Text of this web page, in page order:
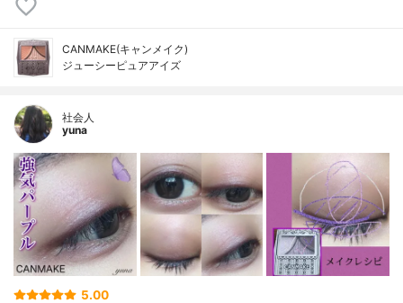
CANMAKE(キャンメイク)
ジューシーピュアアイズ
社会人
yuna
5.00